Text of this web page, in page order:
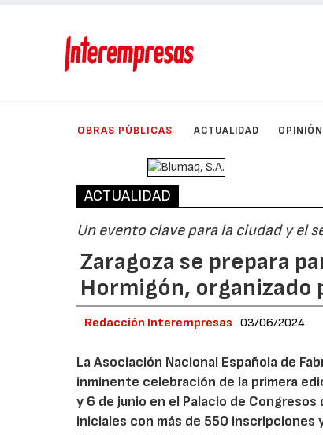
OBRAS PÚBLICAS ACTUALIDAD OPINIÓN
ACTUALIDAD
Un evento clave para la ciudad y el
Zaragoza se prepara
Hormigón, organizado
Redacción Interempresas 03/06/2024
La Asociación Nacional Española de
inminente celebración de la primera
y 6 de junio en el Palacio de
iniciales con más de 550